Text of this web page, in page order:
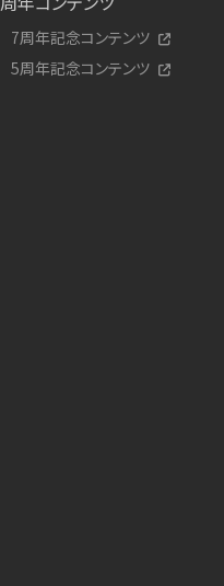
7周年記念コンテンツ
5周年記念コンテンツ